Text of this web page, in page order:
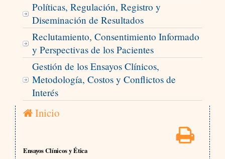
Políticas, Regulación, Registro y
Diseminación de Resultados
Reclutamiento, Consentimiento Informado
y Perspectivas de los Pacientes
Gestión de los Ensayos Clínicos,
Metodología, Costos y Conflictos de
Interés
Inicio
Ensayos Clínicos y Ética